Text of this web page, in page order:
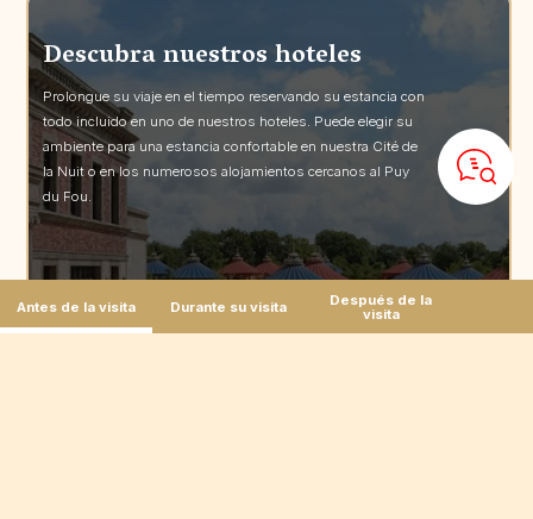
Antes de la visita Durante su visita
Después de la
visita
Descubra nuestros hoteles
Prolongue su viaje en el tiempo reservando su estancia con
todo incluido en uno de nuestros hoteles. Puede elegir su
ambiente para una estancia confortable en nuestra Cité de
la Nuit o en los numerosos alojamientos cercanos al Puy
du Fou.